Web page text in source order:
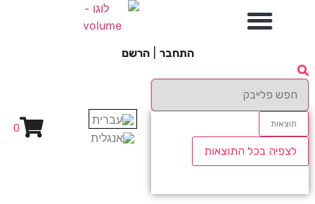
התחבר הרשם
תוצאות
לצפיה בכל התוצאות
0